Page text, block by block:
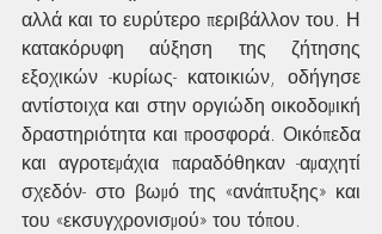
αλλά και το ευρύτερο περιβάλλον του. Η
κατακόρυφη αύξηση της ζήτησης
εξοχικών -κυρίως- κατοικιών, οδήγησε
αντίστοιχα και στην οργιώδη οικοδομική
δραστηριότητα και προσφορά. Οικόπεδα
και αγροτεμάχια παραδόθηκαν -αμαχητί
σχεδόν- στο βωμό της «ανάπτυξης» και
του «εκσυγχρονισμού» του τόπου.